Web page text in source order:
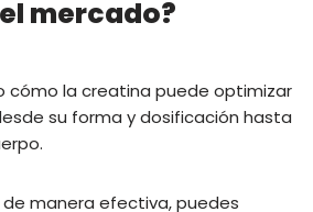
mercado?
cómo la creatina puede optimizar
su forma y dosificación hasta
manera efectiva, puedes